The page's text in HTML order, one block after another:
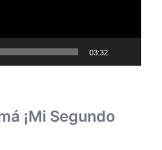
03:32
¡Mi Segundo